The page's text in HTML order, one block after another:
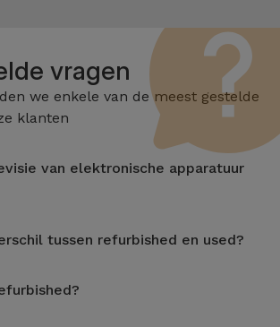
vragen
we enkele van de meest gestelde
klanten
van elektronische apparatuur
vergeten het repareren van elk defect
Services wordt gereviseerd,
tussen refurbished en used?
door gespecialiseerde technici om hun